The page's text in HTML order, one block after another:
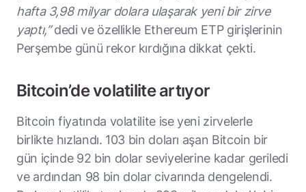
hafta 3,98 milyar dolara ulaşarak yeni bir zirve
yaptı,”dedi ve özellikle Ethereum ETP girişlerinin
Perşembe günü rekor kırdığına dikkat çekti.
Bitcoin’de volatilite artıyor
Bitcoin fiyatında volatilite ise yeni zirvelerle
birlikte hızlandı. 103 bin doları aşan Bitcoin bir
gün içinde 92 bin dolar seviyelerine kadar geriledi
ve ardından 98 bin dolar civarında dengelendi.